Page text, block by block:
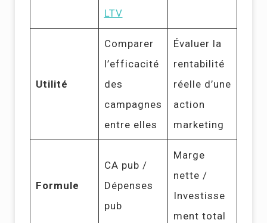
LTV
Utilité
Comparer
l’efficacité
des
campagnes
entre elles
Évaluer la
rentabilité
réelle d’une
action
marketing
Formule
CA pub /
Dépenses
pub
Marge
nette /
Investisse
ment total